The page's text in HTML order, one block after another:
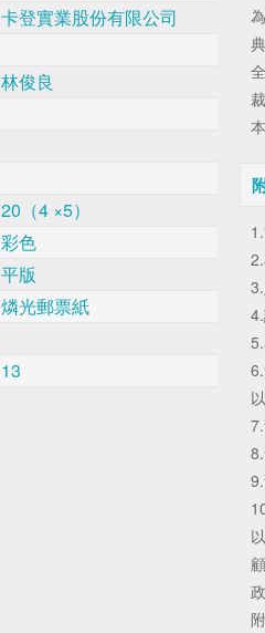
卡登實業股份有限公司
林俊良
20（4 ×5）
彩色
平版
燐光郵票紙
13